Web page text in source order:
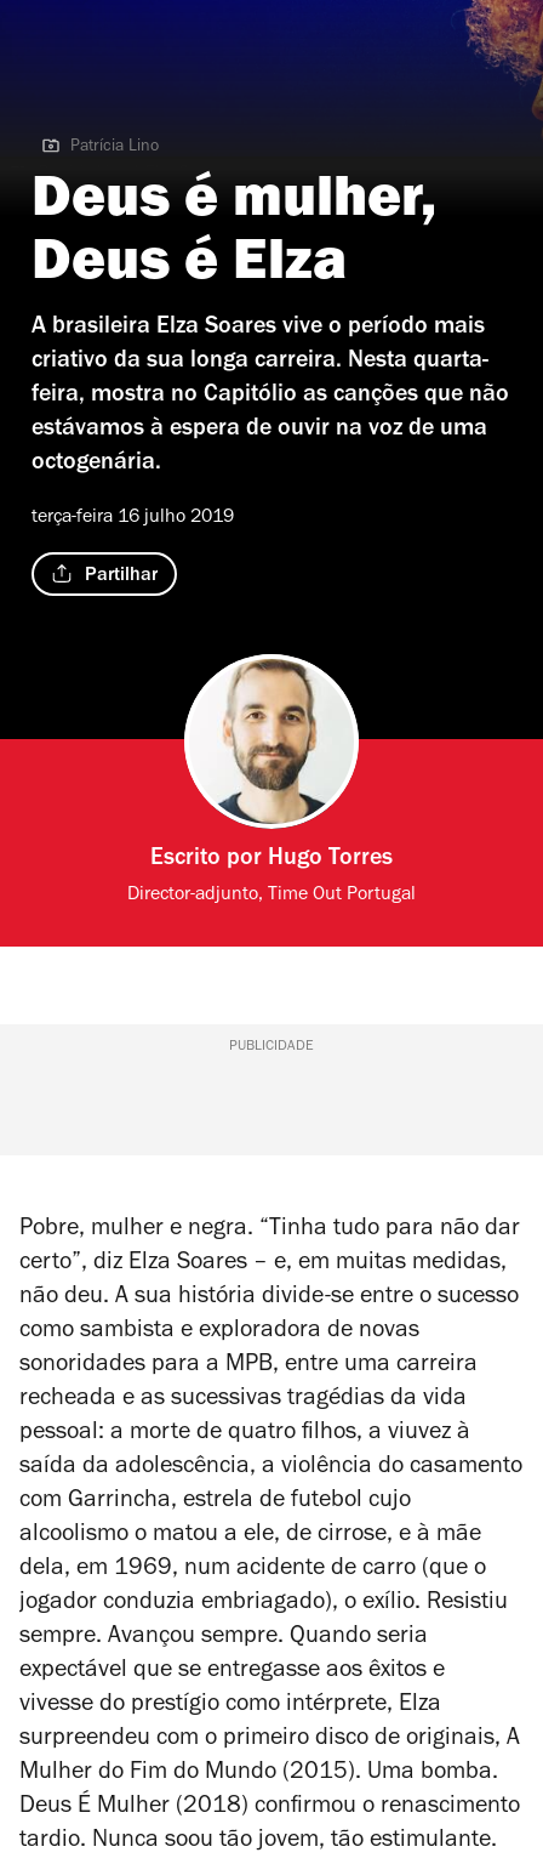
Patrícia Lino | Elza Soares
Patrícia Lino
Deus é mulher,
Deus é Elza
A brasileira Elza Soares vive o período mais
criativo da sua longa carreira. Nesta quarta-
feira, mostra no Capitólio as canções que não
estávamos à espera de ouvir na voz de uma
octogenária.
terça-feira 16 julho 2019
Partilhar
Escrito por Hugo Torres
Director-adjunto, Time Out Portugal
PUBLICIDADE
Pobre, mulher e negra. “Tinha tudo para não dar
certo”, diz Elza Soares – e, em muitas medidas,
não deu. A sua história divide-se entre o sucesso
como sambista e exploradora de novas
sonoridades para a MPB, entre uma carreira
recheada e as sucessivas tragédias da vida
pessoal: a morte de quatro filhos, a viuvez à
saída da adolescência, a violência do casamento
com Garrincha, estrela de futebol cujo
alcoolismo o matou a ele, de cirrose, e à mãe
dela, em 1969, num acidente de carro (que o
jogador conduzia embriagado), o exílio. Resistiu
sempre. Avançou sempre. Quando seria
expectável que se entregasse aos êxitos e
vivesse do prestígio como intérprete, Elza
surpreendeu com o primeiro disco de originais, A
Mulher do Fim do Mundo (2015). Uma bomba.
Deus É Mulher (2018) confirmou o renascimento
tardio. Nunca soou tão jovem, tão estimulante.